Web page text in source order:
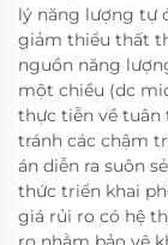
lý năng lượng tự
giảm thiểu thất
nguồn năng
một chiều (dc
thực tiễn về tuân
tránh các chậm
án diễn ra suôn
thức triển khai
giá rủi ro có hệ